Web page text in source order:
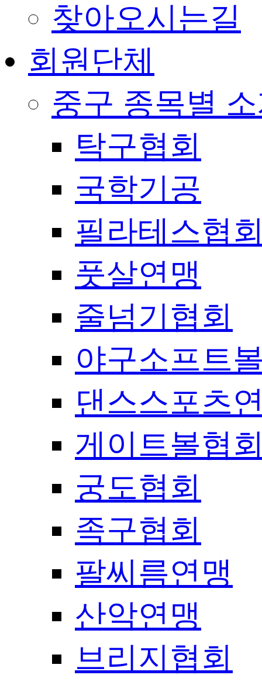
찾아오시는길
회원단체
중구 종목별
탁구협회
국학기공
필라테스협
풋살연맹
줄넘기협회
야구소프트
댄스스포츠
게이트볼협
궁도협회
족구협회
팔씨름연맹
산악연맹
브리지협회